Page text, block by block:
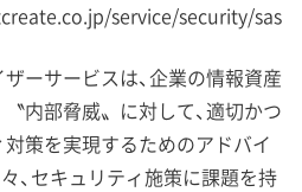
service/security/sas
ーサービスは、企業の情報資産
内部脅威〟に対して、適切かつ
策を実現するためのアドバイ
、セキュリティ施策に課題を持